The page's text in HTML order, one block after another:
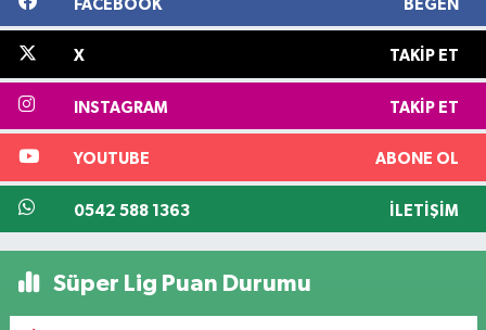
FACEBOOK BEĞEN
X TAKIP ET
INSTAGRAM TAKIP ET
YOUTUBE ABONE OL
0542 588 1363 İLETIŞIM
Süper Lig Puan Durumu